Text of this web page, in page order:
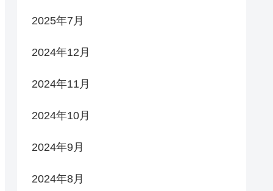
2025年7月
2024年12月
2024年11月
2024年10月
2024年9月
2024年8月